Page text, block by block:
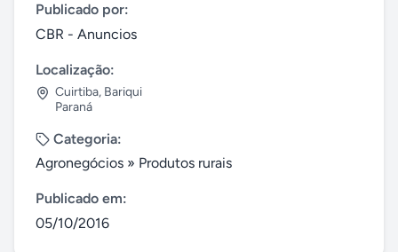
Publicado por:
CBR - Anuncios
Localização:
Cuirtiba, Bariqui
Paraná
Categoria:
Agronegócios » Produtos rurais
Publicado em:
05/10/2016